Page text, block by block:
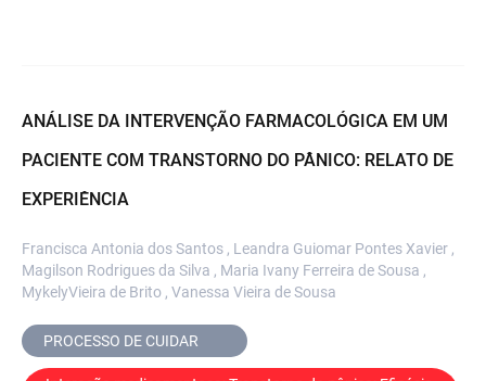
ANÁLISE DA INTERVENÇÃO FARMACOLÓGICA EM UM
PACIENTE COM TRANSTORNO DO PÂNICO: RELATO DE
EXPERIÊNCIA
Francisca Antonia dos Santos , Leandra Guiomar Pontes Xavier ,
Magilson Rodrigues da Silva , Maria Ivany Ferreira de Sousa ,
MykelyVieira de Brito , Vanessa Vieira de Sousa